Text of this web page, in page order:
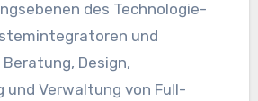
des Technologie-
und
Design,
und Verwaltung von Full-